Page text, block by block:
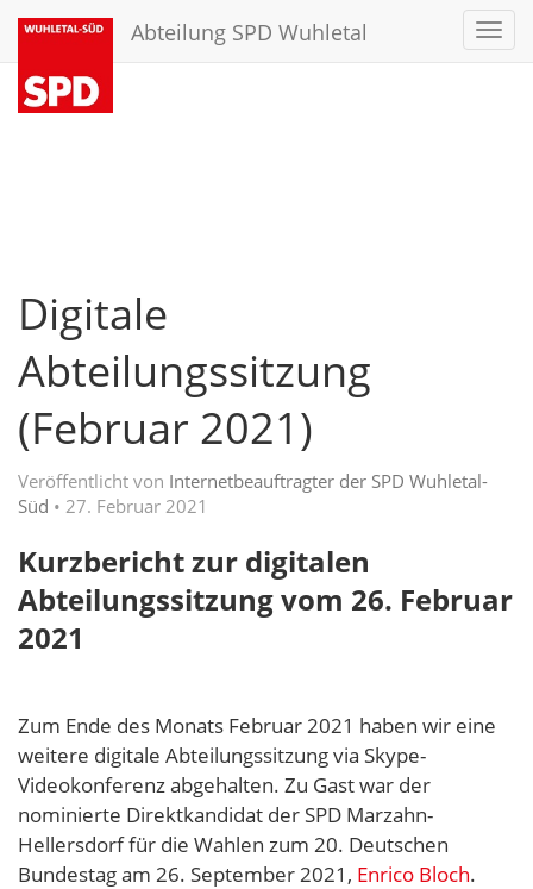
Abteilung SPD Wuhletal
Digitale
Abteilungssitzung
(Februar 2021)
Veröffentlicht von Internetbeauftragter der SPD Wuhletal-
Süd • 27. Februar 2021
Kurzbericht zur digitalen
Abteilungssitzung vom 26. Februar
2021
Zum Ende des Monats Februar 2021 haben wir eine
weitere digitale Abteilungssitzung via Skype-
Videokonferenz abgehalten. Zu Gast war der
nominierte Direktkandidat der SPD Marzahn-
Hellersdorf für die Wahlen zum 20. Deutschen
Bundestag am 26. September 2021, Enrico Bloch.